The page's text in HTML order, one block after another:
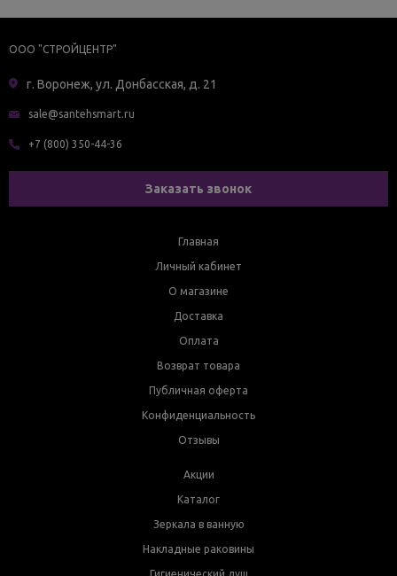
ООО "СТРОЙЦЕНТР"
г. Воронеж, ул. Донбасская, д. 21
sale@santehsmart.ru
+7 (800) 350-44-36
Заказать звонок
Главная
Личный кабинет
О магазине
Доставка
Оплата
Возврат товара
Публичная оферта
Конфиденциальность
Отзывы
Акции
Каталог
Зеркала в ванную
Накладные раковины